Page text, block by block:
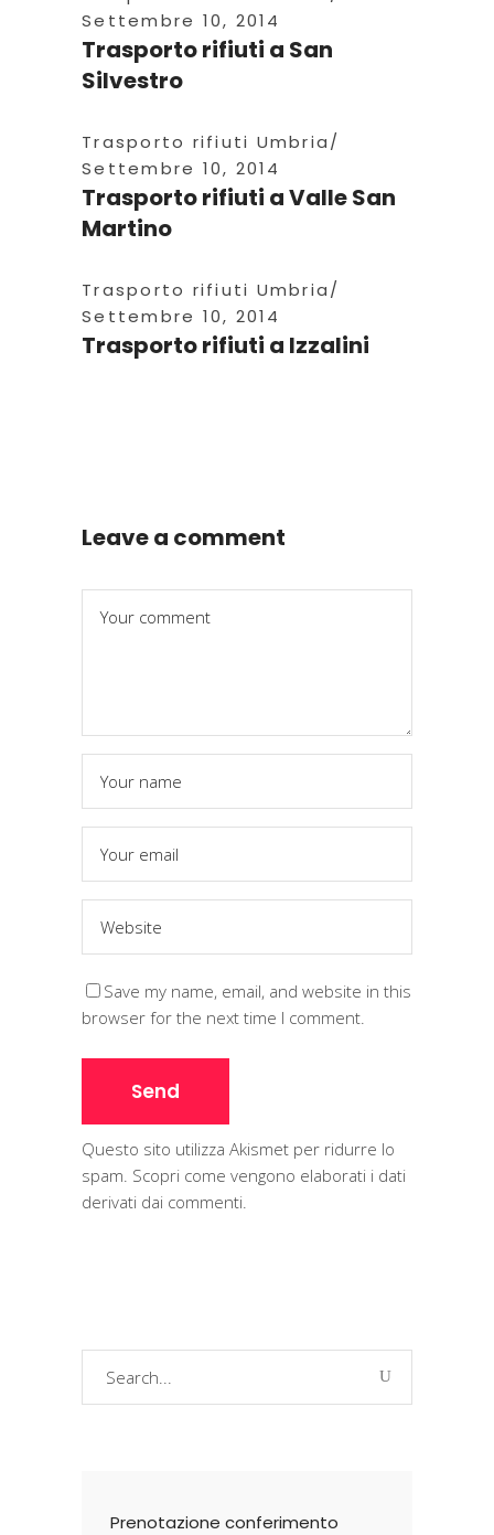
Settembre 10, 2014
Trasporto rifiuti a San
Silvestro
Trasporto rifiuti Umbria
Settembre 10, 2014
Trasporto rifiuti a Valle San
Martino
Trasporto rifiuti Umbria
Settembre 10, 2014
Trasporto rifiuti a Izzalini
Leave a comment
Save my name, email, and website in this
browser for the next time I comment.
Questo sito utilizza Akismet per ridurre lo
spam. Scopri come vengono elaborati i dati
derivati dai commenti.
Prenotazione conferimento